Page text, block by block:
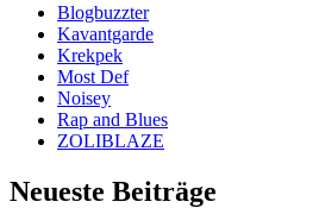
Blogbuzzter
Kavantgarde
Krekpek
Most Def
Noisey
Rap and Blues
ZOLIBLAZE
Neueste Beiträge